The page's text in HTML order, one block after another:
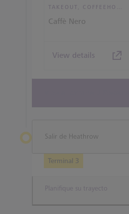
TAKEOUT, COFFEEHOUSE AND CAFÉ
Caffè Nero
View details
Salir de Heathrow
Terminal 3
Planifique su trayecto